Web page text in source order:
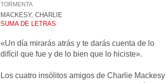
TORMENTA
MACKESY, CHARLIE
SUMA DE LETRAS
«Un día mirarás atrás y te darás cuenta de lo
difícil que fue y de lo bien que lo hiciste».
Los cuatro insólitos amigos de Charlie Mackesy